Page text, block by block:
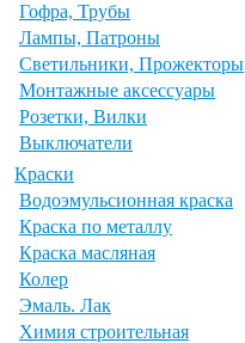
Гофра, Трубы
Лампы, Патроны
Светильники, Прожекторы
Монтажные аксессуары
Розетки, Вилки
Выключатели
Краски
Водоэмульсионная краска
Краска по металлу
Краска масляная
Колер
Эмаль. Лак
Химия строительная